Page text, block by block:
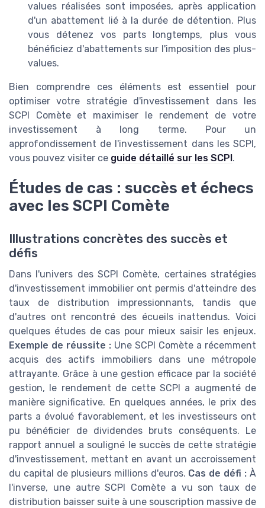
values réalisées sont imposées, après application
d'un abattement lié à la durée de détention. Plus
vous détenez vos parts longtemps, plus vous
bénéficiez d'abattements sur l'imposition des plus-
values.
Bien comprendre ces éléments est essentiel pour
optimiser votre stratégie d'investissement dans les
SCPI Comète et maximiser le rendement de votre
investissement à long terme. Pour un
approfondissement de l'investissement dans les SCPI,
vous pouvez visiter ce guide détaillé sur les SCPI .
Études de cas : succès et échecs
avec les SCPI Comète
Illustrations concrètes des succès et
défis
Dans l'univers des SCPI Comète, certaines stratégies
d'investissement immobilier ont permis d'atteindre des
taux de distribution impressionnants, tandis que
d'autres ont rencontré des écueils inattendus. Voici
quelques études de cas pour mieux saisir les enjeux.
Exemple de réussite : Une SCPI Comète a récemment
acquis des actifs immobiliers dans une métropole
attrayante. Grâce à une gestion efficace par la société
gestion, le rendement de cette SCPI a augmenté de
manière significative. En quelques années, le prix des
parts a évolué favorablement, et les investisseurs ont
pu bénéficier de dividendes bruts conséquents. Le
rapport annuel a souligné le succès de cette stratégie
d'investissement, mettant en avant un accroissement
du capital de plusieurs millions d'euros. Cas de défi : À
l'inverse, une autre SCPI Comète a vu son taux de
distribution baisser suite à une souscription massive de